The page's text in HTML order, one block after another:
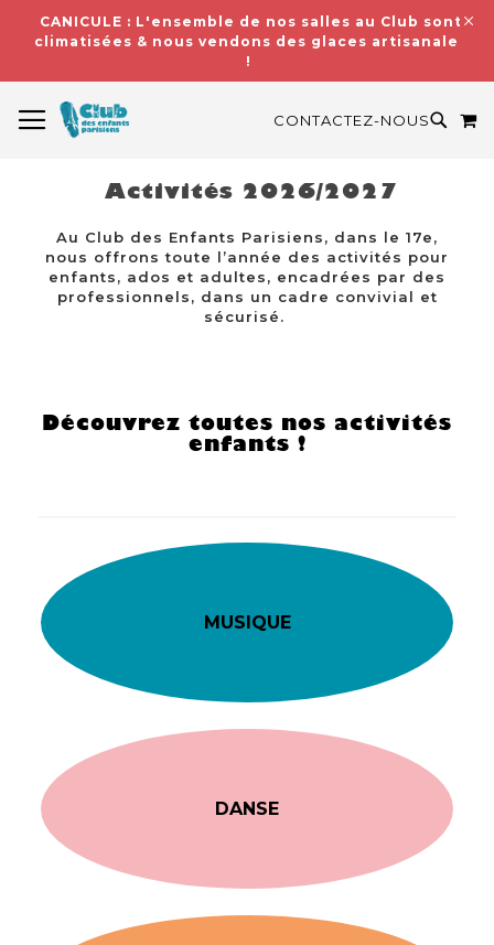
CANICULE : L'ensemble de nos salles au Club sont
climatisées & nous vendons des glaces artisanales
!
CONTACTEZ-NOUS
Activités 2026/2027
Au Club des Enfants Parisiens, dans le 17e,
nous offrons toute l’année des activités pour
enfants, ados et adultes, encadrées par des
professionnels, dans un cadre convivial et
sécurisé.
Découvrez toutes nos activités
enfants !
MUSIQUE
DANSE